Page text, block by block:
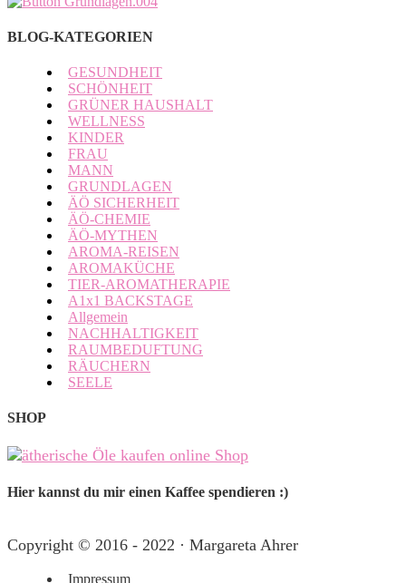
BLOG-KATEGORIEN
GESUNDHEIT
SCHÖNHEIT
GRÜNER HAUSHALT
WELLNESS
KINDER
FRAU
MANN
GRUNDLAGEN
ÄÖ SICHERHEIT
ÄÖ-CHEMIE
ÄÖ-MYTHEN
AROMA-REISEN
AROMAKÜCHE
TIER-AROMATHERAPIE
A1x1 BACKSTAGE
Allgemein
NACHHALTIGKEIT
RAUMBEDUFTUNG
RÄUCHERN
SEELE
SHOP
Hier kannst du mir einen Kaffee spendieren :)
Copyright © 2016 - 2022 · Margareta Ahrer
Impressum